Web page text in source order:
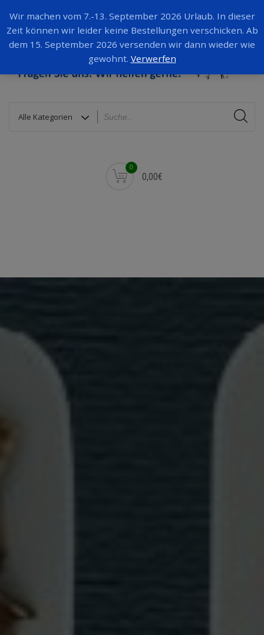
0
0,00€
Wir machen vom 7.-13. September 2026 Urlaub. In dieser
Zeit können wir leider keine Bestellungen verschicken. Ab
dem 15. September 2026 versenden wir dann wieder wie
gewohnt. Verwerfen